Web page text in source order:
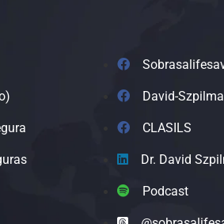
David-
CLASILS
Dr. David
Podcast